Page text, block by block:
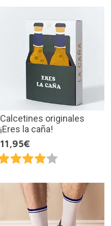
Calcetines originales
¡Eres la caña!
11,95€